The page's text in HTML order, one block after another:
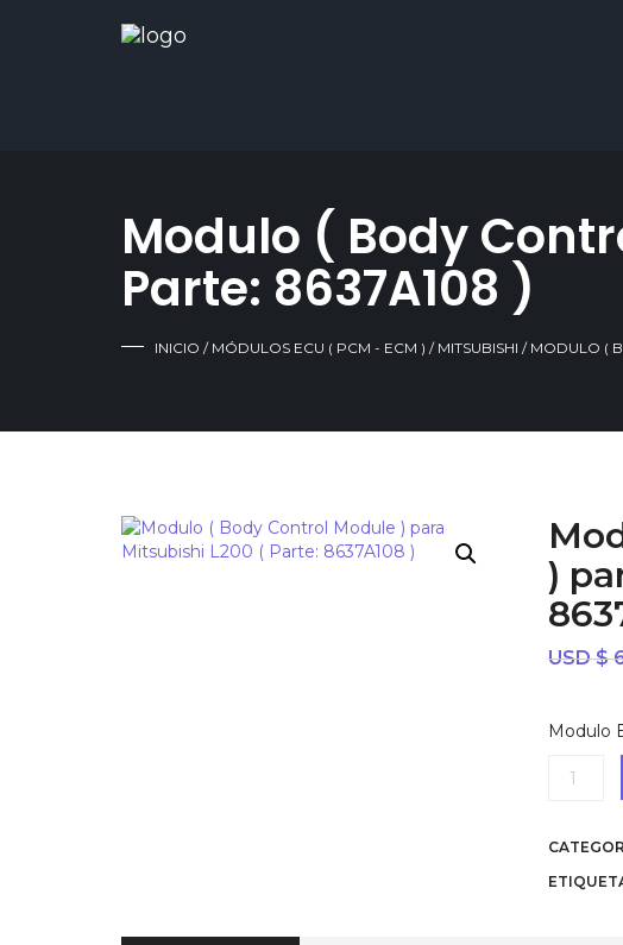
Modulo ( Body
Parte: 8637A108 )
INICIO / MÓDULOS ECU ( PCM - ECM ) / MITSUBISHI / MODULO (
¡OFERTA!
)
USD $
Modulo
Modulo
Control
Module
)